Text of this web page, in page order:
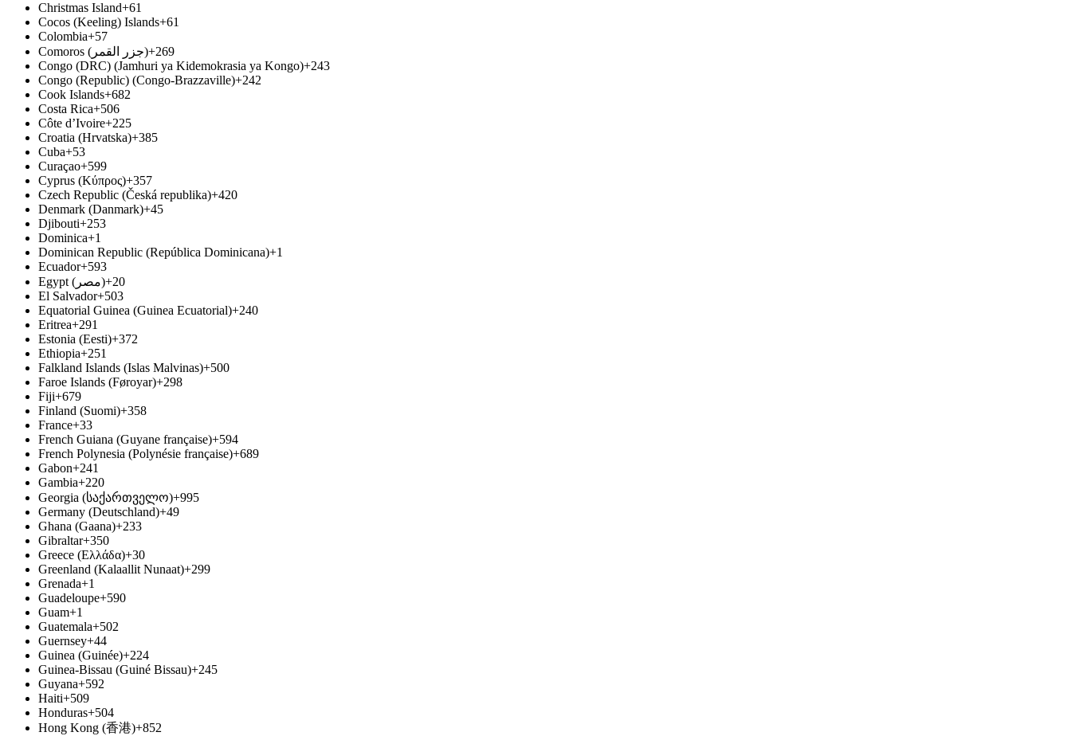
Christmas Island+61
Cocos (Keeling) Islands+61
Colombia+57
Comoros (‫جزر القمر‬‎)+269
Congo (DRC) (Jamhuri ya Kidemokrasia ya Kongo)+243
Congo (Republic) (Congo-Brazzaville)+242
Cook Islands+682
Costa Rica+506
Côte d’Ivoire+225
Croatia (Hrvatska)+385
Cuba+53
Curaçao+599
Cyprus (Κύπρος)+357
Czech Republic (Česká republika)+420
Denmark (Danmark)+45
Djibouti+253
Dominica+1
Dominican Republic (República Dominicana)+1
Ecuador+593
Egypt (‫مصر‬‎)+20
El Salvador+503
Equatorial Guinea (Guinea Ecuatorial)+240
Eritrea+291
Estonia (Eesti)+372
Ethiopia+251
Falkland Islands (Islas Malvinas)+500
Faroe Islands (Føroyar)+298
Fiji+679
Finland (Suomi)+358
France+33
French Guiana (Guyane française)+594
French Polynesia (Polynésie française)+689
Gabon+241
Gambia+220
Georgia (საქართველო)+995
Germany (Deutschland)+49
Ghana (Gaana)+233
Gibraltar+350
Greece (Ελλάδα)+30
Greenland (Kalaallit Nunaat)+299
Grenada+1
Guadeloupe+590
Guam+1
Guatemala+502
Guernsey+44
Guinea (Guinée)+224
Guinea-Bissau (Guiné Bissau)+245
Guyana+592
Haiti+509
Honduras+504
Hong Kong (香港)+852